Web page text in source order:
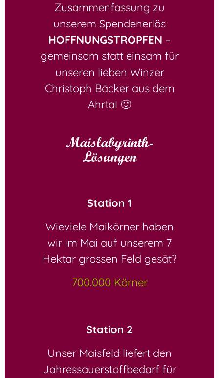
Zusammenfassung zu
unserem Spendenerlös
HOFFNUNGSTROPFEN –
gemeinsam statt einsam für
unseren lieben Winzer
Christoph Bäcker aus dem
Ahrtal 🙂
Maislabyrinth-
Lösungen
Station 1
Wieviele Maikörner haben
wir im Mai auf unserem 7
Hektar grossen Feld gesät?
700.000 Körner
Station 2
Unser Maisfeld liefert den
Jahressauerstoffbedarf für